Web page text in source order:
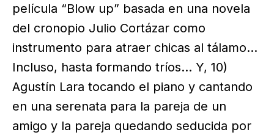
película “Blow up” basada en una novela
del cronopio Julio Cortázar como
instrumento para atraer chicas al tálamo…
Incluso, hasta formando tríos… Y, 10)
Agustín Lara tocando el piano y cantando
en una serenata para la pareja de un
amigo y la pareja quedando seducida por